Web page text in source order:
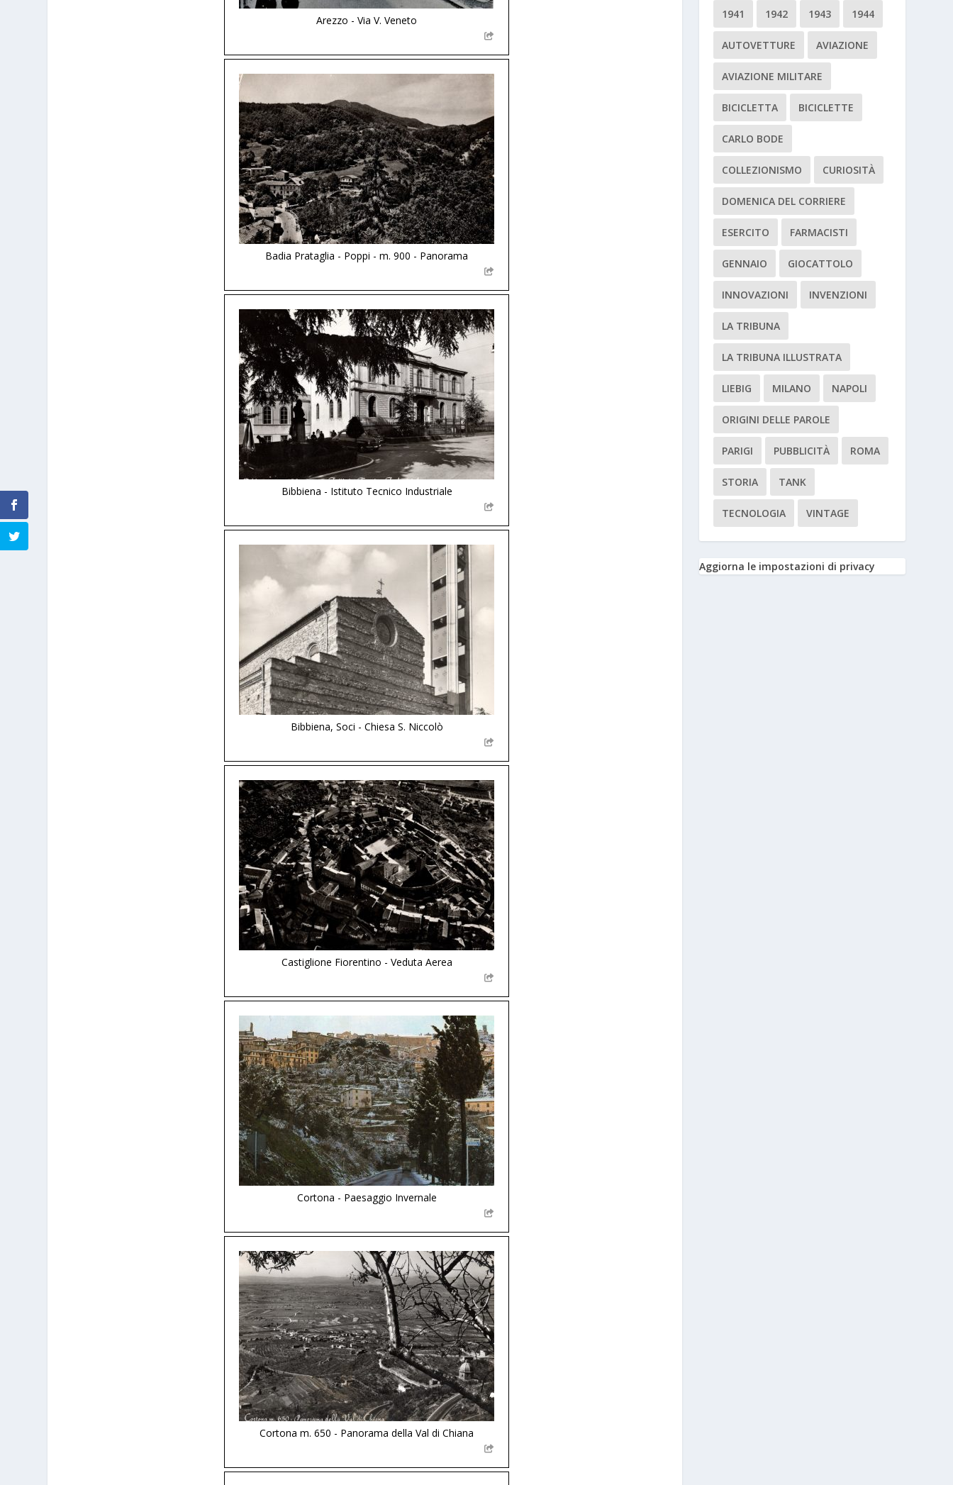
Arezzo - Via V. Veneto
Badia Prataglia - Poppi - m. 900 - Panorama
Bibbiena - Istituto Tecnico Industriale
Bibbiena, Soci - Chiesa S. Niccolò
Castiglione Fiorentino - Veduta Aerea
Cortona - Paesaggio Invernale
Cortona m. 650 - Panorama della Val di Chiana
1941 1942 1943 1944
AUTOVETTURE AVIAZIONE
AVIAZIONE MILITARE
BICICLETTA BICICLETTE
CARLO BODE
COLLEZIONISMO CURIOSITÀ
DOMENICA DEL CORRIERE
ESERCITO FARMACISTI
GENNAIO GIOCATTOLO
INNOVAZIONI INVENZIONI
LA TRIBUNA
LA TRIBUNA ILLUSTRATA
LIEBIG MILANO NAPOLI
ORIGINI DELLE PAROLE
PARIGI PUBBLICITÀ ROMA
STORIA TANK
TECNOLOGIA VINTAGE
Aggiorna le impostazioni di privacy